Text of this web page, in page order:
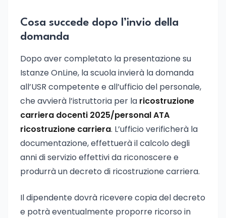
Cosa succede dopo l’invio della
domanda
Dopo aver completato la presentazione su
Istanze OnLine, la scuola invierà la domanda
all’USR competente e all’ufficio del personale,
che avvierà l’istruttoria per la ricostruzione
carriera docenti 2025/personal ATA
ricostruzione carriera. L’ufficio verificherà la
documentazione, effettuerà il calcolo degli
anni di servizio effettivi da riconoscere e
produrrà un decreto di ricostruzione carriera.
Il dipendente dovrà ricevere copia del decreto
e potrà eventualmente proporre ricorso in